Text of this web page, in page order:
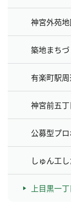
神宮外苑
築地まちづ
有楽町駅
神宮前五
公募型プ
しゅん工
上目黒一